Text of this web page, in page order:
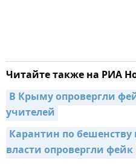
Читайте также на РИА
В Крыму опровергли
учителей
Карантин по
власти опровергли фейк